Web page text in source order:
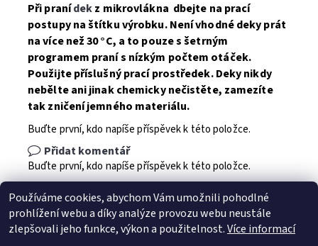
Při pranídekz mikrovlákna dbejte na prací
postupy na štítku výrobku.Není vhodné deky prát
na více než 30 °C, a to pouze s šetrným
programem praní s nízkým počtem otáček.
Použijte příslušný prací prostředek. Deky nikdy
nebělte ani jinak chemicky nečistěte, zamezíte
tak zničení jemného materiálu.
Buďte první, kdo napíše příspěvek k této položce.
Přidat komentář
Buďte první, kdo napíše příspěvek k této položce.
Používáme cookies, abychom Vám umožnili pohodlné
prohlížení webu a díky analýze provozu webu neustále
zlepšovali jeho funkce, výkon a použitelnost.Více informací